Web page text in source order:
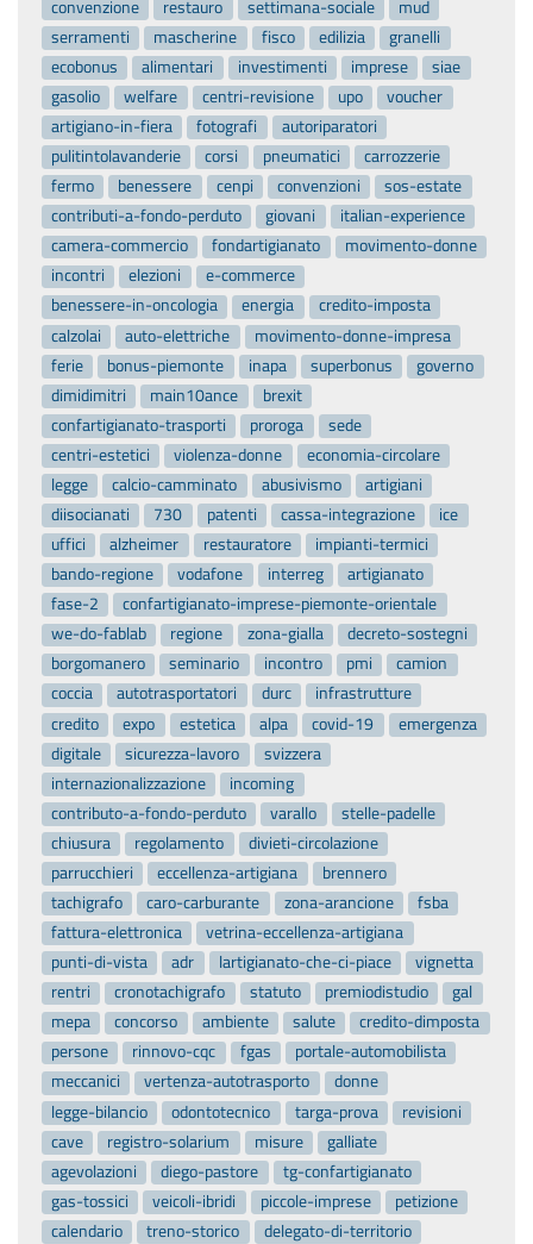
convenzione restauro settimana-sociale
mud
serramenti
mascherine fisco edilizia
granelli
ecobonus
alimentari investimenti imprese
siae
gasolio
welfare centri-revisione upo
voucher
artigiano-in-fiera
fotografi
autoriparatori
pulitintolavanderie
corsi pneumatici
carrozzerie
fermo
benessere cenpi convenzioni
sos-estate
contributi-a-fondo-perduto
giovani
italian-experience
camera-commercio
fondartigianato
movimento-donne
incontri
elezioni
e-commerce
benessere-in-oncologia
energia
credito-imposta
calzolai
auto-elettriche
movimento-donne-impresa
ferie
bonus-piemonte inapa superbonus
governo
dimidimitri
main10ance
brexit
confartigianato-trasporti
proroga
sede
centri-estetici
violenza-donne
economia-circolare
legge
calcio-camminato abusivismo
artigiani
diisocianati
730 patenti cassa-integrazione
ice
uffici
alzheimer restauratore
impianti-termici
bando-regione
vodafone interreg
artigianato
fase-2
confartigianato-imprese-piemonte-orientale
we-do-fablab
regione zona-gialla
decreto-sostegni
borgomanero
seminario incontro pmi
camion
coccia
autotrasportatori durc
infrastrutture
credito
expo estetica alpa covid-19
emergenza
digitale
sicurezza-lavoro
svizzera
internazionalizzazione
incoming
contributo-a-fondo-perduto
varallo
stelle-padelle
chiusura
regolamento
divieti-circolazione
parrucchieri
eccellenza-artigiana
brennero
tachigrafo
caro-carburante zona-arancione
fsba
fattura-elettronica
vetrina-eccellenza-artigiana
punti-di-vista
adr lartigianato-che-ci-piace
vignetta
rentri
cronotachigrafo statuto premiodistudio
gal
mepa
concorso ambiente salute
credito-dimposta
persone
rinnovo-cqc fgas
portale-automobilista
meccanici
vertenza-autotrasporto
donne
legge-bilancio
odontotecnico targa-prova
revisioni
cave
registro-solarium misure
galliate
agevolazioni
diego-pastore
tg-confartigianato
gas-tossici
veicoli-ibridi piccole-imprese
petizione
calendario
treno-storico
delegato-di-territorio